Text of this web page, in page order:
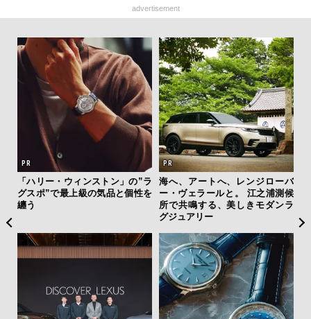
advertisement
「ハリー・ウィンストン」の”ラ
グスポ”で最上級の気品と個性を
纏う
海へ、アートへ、レンジローバ
ー・ヴェラールと。 江之浦測候
所で共鳴する、美しきモダンラ
グジュアリー
本質